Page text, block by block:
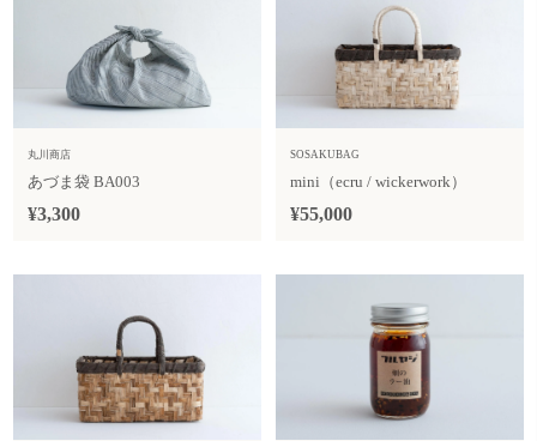
丸川商店
あづま袋 BA003
¥3,300
SOSAKUBAG
mini（ecru / wickerwork）
¥55,000